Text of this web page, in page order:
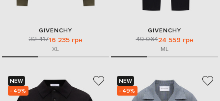
GIVENCHY
32 41716 235 грн
XL
GIVENCHY
49 06424 559 грн
ML
NEW
- 49%
NEW
- 49%